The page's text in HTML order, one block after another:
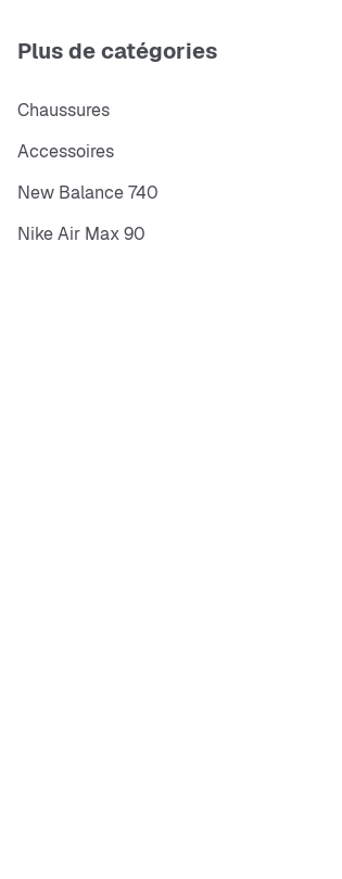
Plus de catégories
Chaussures
Accessoires
New Balance 740
Nike Air Max 90